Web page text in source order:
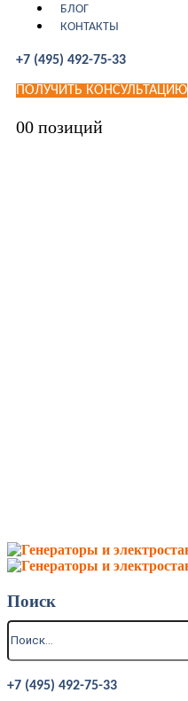
БЛОГ
КОНТАКТЫ
+7 (495) 492-75-33
ПОЛУЧИТЬ КОНСУЛЬТАЦИЮ
00 позиций
Поиск
+7 (495) 492-75-33